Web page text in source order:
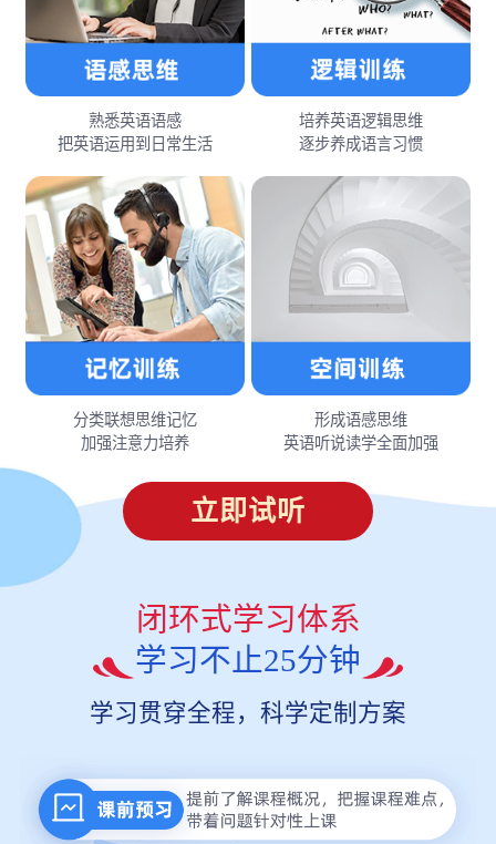
熟悉英语语感
把英语运用到日常生活
培养英语逻辑思维
逐步养成语言习惯
分类联想思维记忆
加强注意力培养
形成语感思维
英语听说读学全面加强
立即试听
闭环式学习体系
学习不止25分钟
学习贯穿全程，科学定制方案